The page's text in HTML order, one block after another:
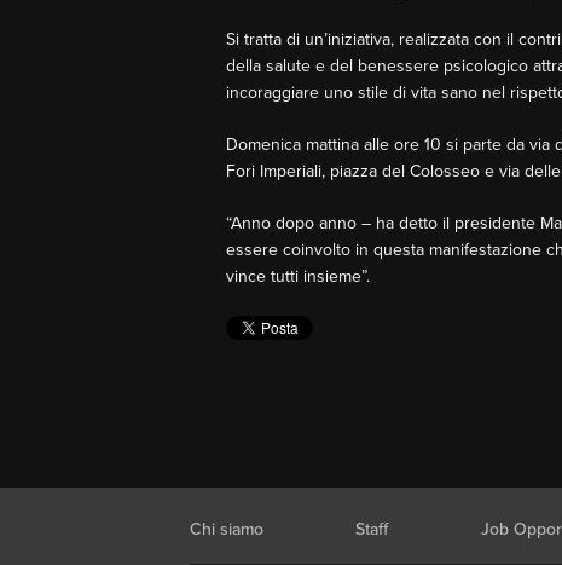
Si tratta di un’iniziativa, realizzata con il
della salute e del benessere psicologico
incoraggiare uno stile di vita sano nel
Domenica mattina alle ore 10 si parte da
Fori Imperiali, piazza del Colosseo e via
“Anno dopo anno – ha detto il presidente
essere coinvolto in questa manifestazione
vince tutti insieme”.
Chi siamo Staff Job